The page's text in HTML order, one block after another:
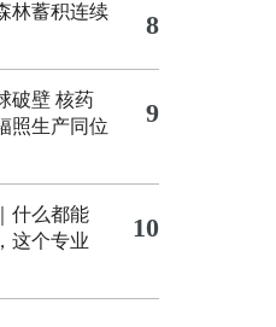
林蓄积连续
8
破壁 核药
生产同位
9
什么都能
这个专业
10